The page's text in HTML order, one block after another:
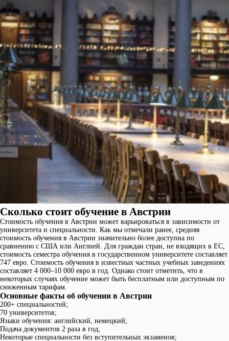
Сколько стоит обучение в Австрии
Стоимость обучения в Австрии может варьироваться в зависимости от
университета и специальности. Как мы отмечали ранее, средняя
стоимость обучения в Австрии значительно более доступна по
сравнению с США или Англией. Для граждан стран, не входящих в ЕС,
стоимость семестра обучения в государственном университете составляет
747 евро. Стоимость обучения в известных частных учебных заведениях
составляет 4 000–10 000 евро в год. Однако стоит отметить, что в
некоторых случаях обучение может быть бесплатным или доступным по
сниженным тарифам.
Основные факты об обучении в Австрии
200+ специальностей;
70 университетов;
Языки обучения: английский, немецкий;
Подача документов 2 раза в год;
Некоторые специальности без вступительных экзаменов;